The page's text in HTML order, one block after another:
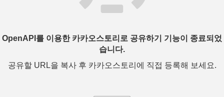
OpenAPI를 이용한 카카오스토리로 공유하기 기능이 종료되었
습니다.
공유할 URL을 복사 후 카카오스토리에 직접 등록해 보세요.